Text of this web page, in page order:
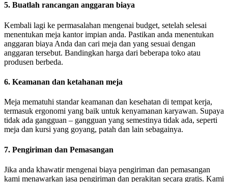
5. Buatlah rancangan anggaran biaya
Kembali lagi ke permasalahan mengenai budget, setelah selesai
menentukan meja kantor impian anda. Pastikan anda menentukan
anggaran biaya Anda dan cari meja dan yang sesuai dengan
anggaran tersebut. Bandingkan harga dari beberapa toko atau
produsen berbeda.
6. Keamanan dan ketahanan meja
Meja mematuhi standar keamanan dan kesehatan di tempat kerja,
termasuk ergonomi yang baik untuk kenyamanan karyawan. Supaya
tidak ada gangguan – gangguan yang semestinya tidak ada, seperti
meja dan kursi yang goyang, patah dan lain sebagainya.
7. Pengiriman dan Pemasangan
Jika anda khawatir mengenai biaya pengiriman dan pemasangan
kami menawarkan jasa pengiriman dan perakitan secara gratis. Kami